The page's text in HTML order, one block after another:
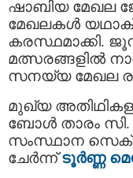
ഷാബിയ മേഖല
മേഖലകൾ
കരസ്ഥമാക്കി.
മത്സരങ്ങളിൽ
സനയ്യ മേഖല
മുഖ്യ
ബോൾ താരം
സംസ്ഥാന
ചേർന്ന്ടൂർണ്ണ